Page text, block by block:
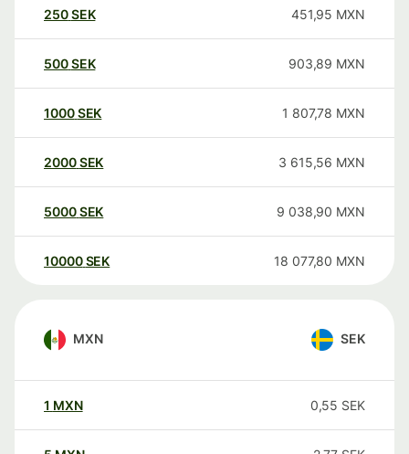
250SEK 451,95 MXN
500SEK 903,89 MXN
1000SEK 1 807,78 MXN
2000SEK 3 615,56 MXN
5000SEK 9 038,90 MXN
10000 SEK 18 077,80 MXN
MXN SEK
1 MXN 0,55 SEK